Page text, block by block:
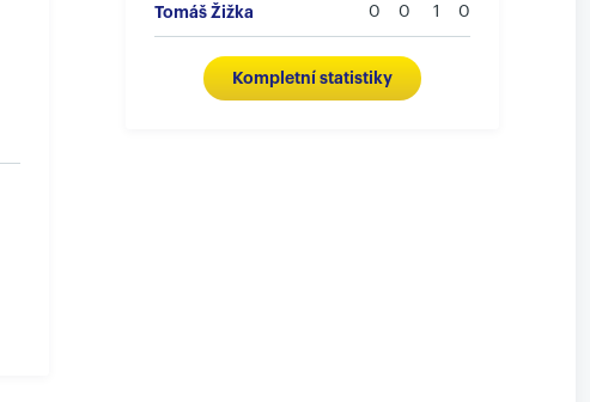
Tomáš Žižka 0 0 1 0
Kompletní statistiky